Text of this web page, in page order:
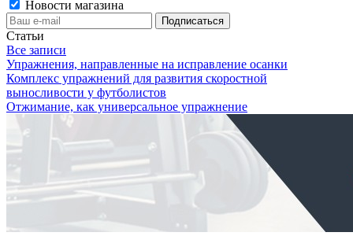
Новости магазина
Статьи
Все записи
Упражнения, направленные на исправление осанки
Комплекс упражнений для развития скоростной
выносливости у футболистов
Отжимание, как универсальное упражнение